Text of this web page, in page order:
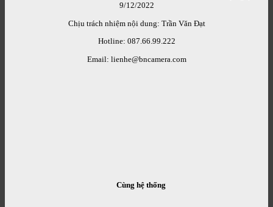
9/12/2022
Chịu trách nhiệm nội dung: Trần Văn Đạt
Hotline: 087.66.99.222
Email: lienhe@bncamera.com
Cùng hệ thống